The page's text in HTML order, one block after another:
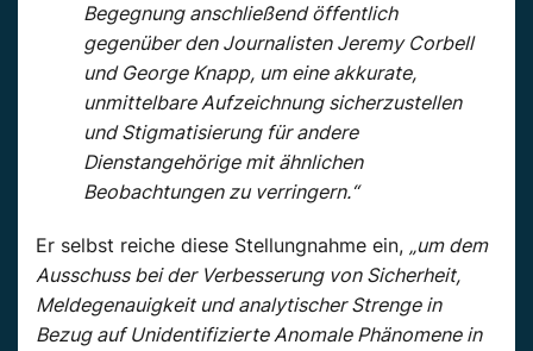
Begegnung anschließend öffentlich
gegenüber den Journalisten Jeremy Corbell
und George Knapp, um eine akkurate,
unmittelbare Aufzeichnung sicherzustellen
und Stigmatisierung für andere
Dienstangehörige mit ähnlichen
Beobachtungen zu verringern.“
Er selbst reiche diese Stellungnahme ein, „um dem
Ausschuss bei der Verbesserung von Sicherheit,
Meldegenauigkeit und analytischer Strenge in
Bezug auf Unidentifizierte Anomale Phänomene in